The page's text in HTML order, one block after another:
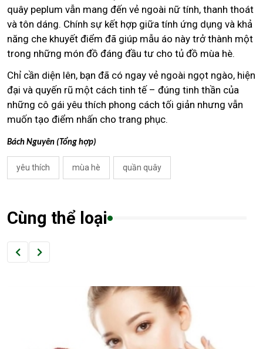
quây peplum vẫn mang đến vẻ ngoài nữ tính, thanh thoát
và tôn dáng. Chính sự kết hợp giữa tính ứng dụng và khả
năng che khuyết điểm đã giúp mẫu áo này trở thành một
trong những món đồ đáng đầu tư cho tủ đồ mùa hè.
Chỉ cần diện lên, bạn đã có ngay vẻ ngoài ngọt ngào, hiện
đại và quyến rũ một cách tinh tế – đúng tinh thần của
những cô gái yêu thích phong cách tối giản nhưng vẫn
muốn tạo điểm nhấn cho trang phục.
Bách Nguyên (Tổng hợp)
yêu thích mùa hè quần quây
Cùng thể loại